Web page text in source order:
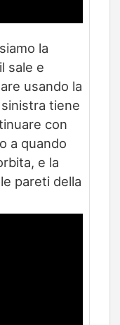
la
sale e
usando la
tiene
con
a quando
e la
pareti della